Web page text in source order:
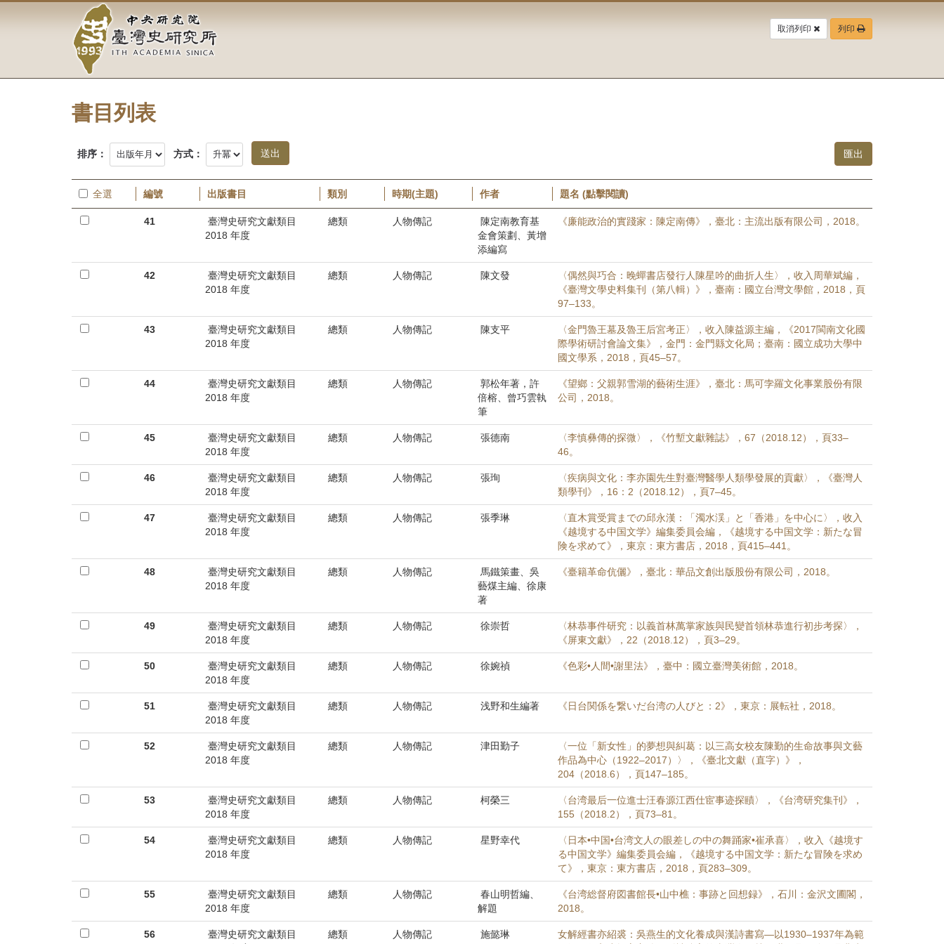
容
中
央
研
究
院-
臺
灣
史
研
究
首
取消列印 列印
書目列表
排序： 方式：
全選 編號 出版書目 類別 時期(主題) 作者 題名 (點擊閱讀)
41
臺灣史研究文獻類目
2018 年度
總類 人物傳記
陳定南教育基
金會策劃、黃增
添編寫
《廉能政治的實踐家：陳定南傳》，臺北：主流出版有限公司，2018。
42
臺灣史研究文獻類目
2018 年度
總類 人物傳記 陳文發
〈偶然與巧合：晚蟬書店發行人陳星吟的曲折人生〉，收入周華斌編，
《臺灣文學史料集刊（第八輯）》，臺南：國立台灣文學館，2018，頁
97–133。
43
臺灣史研究文獻類目
2018 年度
總類 人物傳記 陳支平
〈金門魯王墓及魯王后宮考正〉，收入陳益源主編，《2017閩南文化國
際學術研討會論文集》，金門：金門縣文化局；臺南：國立成功大學中
國文學系，2018，頁45–57。
44
臺灣史研究文獻類目
2018 年度
總類 人物傳記
郭松年著，許
倍榕、曾巧雲執
筆
《望鄉：父親郭雪湖的藝術生涯》，臺北：馬可孛羅文化事業股份有限
公司，2018。
45
臺灣史研究文獻類目
2018 年度
總類 人物傳記 張德南
〈李慎彝傳的探微〉，《竹塹文獻雜誌》，67（2018.12），頁33–
46。
46
臺灣史研究文獻類目
2018 年度
總類 人物傳記 張珣
〈疾病與文化：李亦園先生對臺灣醫學人類學發展的貢獻〉，《臺灣人
類學刊》，16：2（2018.12），頁7–45。
47
臺灣史研究文獻類目
2018 年度
總類 人物傳記 張季琳
〈直木賞受賞までの邱永漢：「濁水渓」と「香港」を中心に〉，收入
《越境する中国文学》編集委員会編，《越境する中国文学：新たな冒
険を求めて》，東京：東方書店，2018，頁415–441。
48
臺灣史研究文獻類目
2018 年度
總類 人物傳記
馬鐵策畫、吳
藝煤主編、徐康
著
《臺籍革命伉儷》，臺北：華品文創出版股份有限公司，2018。
49
臺灣史研究文獻類目
2018 年度
總類 人物傳記 徐崇哲
〈林恭事件研究：以義首林萬掌家族與民變首領林恭進行初步考探〉，
《屏東文獻》，22（2018.12），頁3–29。
50
臺灣史研究文獻類目
2018 年度
總類 人物傳記 徐婉禎 《色彩•人間•謝里法》，臺中：國立臺灣美術館，2018。
51
臺灣史研究文獻類目
2018 年度
總類 人物傳記 浅野和生編著 《日台関係を繋いだ台湾の人びと：2》，東京：展転社，2018。
52
臺灣史研究文獻類目
2018 年度
總類 人物傳記 津田勤子
〈一位「新女性」的夢想與糾葛：以三高女校友陳勤的生命故事與文藝
作品為中心（1922–2017）〉，《臺北文獻（直字）》，
204（2018.6），頁147–185。
53
臺灣史研究文獻類目
2018 年度
總類 人物傳記 柯榮三
〈台湾最后一位進士汪春源江西仕宦事迹探賾〉，《台湾研究集刊》，
155（2018.2），頁73–81。
54
臺灣史研究文獻類目
2018 年度
總類 人物傳記 星野幸代
〈日本•中国•台湾文人の眼差しの中の舞踊家•崔承喜〉，收入《越境す
る中国文学》編集委員会編，《越境する中国文学：新たな冒険を求め
て》，東京：東方書店，2018，頁283–309。
55
臺灣史研究文獻類目
2018 年度
總類 人物傳記
春山明哲編、
解題
《台湾総督府図書館長•山中樵：事跡と回想録》，石川：金沢文圃閣，
2018。
56
臺灣史研究文獻類目
總類 人物傳記 施懿琳
女解經書亦紹裘：吳燕生的文化養成與漢詩書寫—以1930–1937年為範